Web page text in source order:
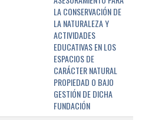
LA CONSERVACIÓN DE
LA NATURALEZA Y
ACTIVIDADES
EDUCATIVAS EN LOS
ESPACIOS DE
CARÁCTER NATURAL
PROPIEDAD O BAJO
GESTIÓN DE DICHA
FUNDACIÓN